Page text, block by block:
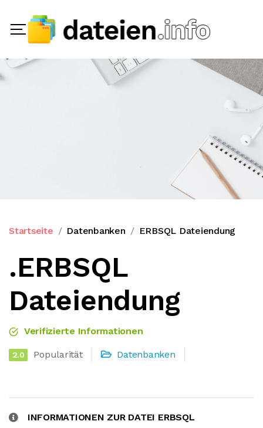
Startseite Datenbanken ERBSQL Dateiendung
.ERBSQL
Dateiendung
Verifizierte Informationen
2.0 Popularität Datenbanken
INFORMATIONEN ZUR DATEI ERBSQL